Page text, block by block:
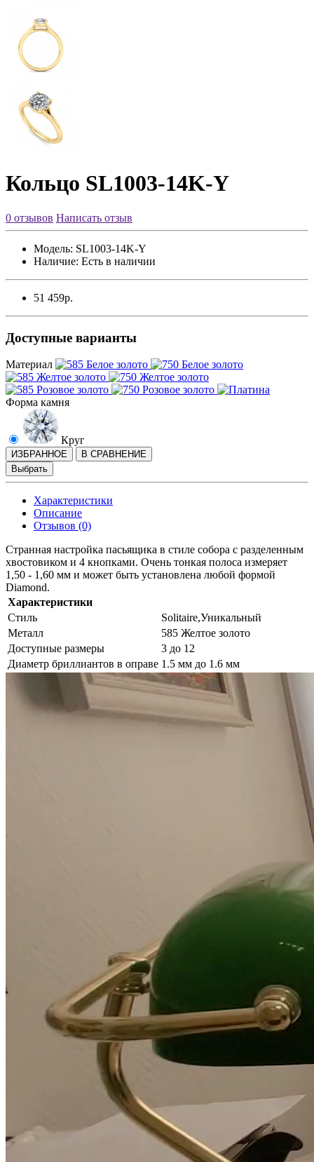
Кольцо SL1003-14K-Y
0 отзывов Написать отзыв
Модель: SL1003-14K-Y
Наличие: Есть в наличии
51 459р.
Доступные варианты
Материал
Форма камня
Круг
ИЗБРАННОЕ
В СРАВНЕНИЕ
Выбрать
Характеристики
Описание
Отзывов (0)
Странная настройка пасьящика в стиле собора с разделенным
хвостовиком и 4 кнопками. Очень тонкая полоса измеряет
1,50 - 1,60 мм и может быть установлена ​​любой формой
Diamond.
Характеристики
Стиль
Solitaire,Уникальный
Металл
585 Желтое золото
Доступные размеры
3 до 12
Диаметр бриллиантов в оправе 1.5 мм до 1.6 мм